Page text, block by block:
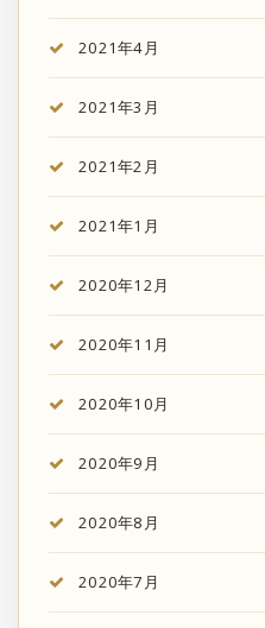
2021年4月
2021年3月
2021年2月
2021年1月
2020年12月
2020年11月
2020年10月
2020年9月
2020年8月
2020年7月